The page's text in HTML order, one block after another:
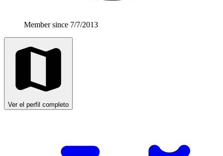
Member since 7/7/2013
Ver el perfil completo